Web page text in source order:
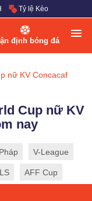
Tỷ lệ Kèo
định bóng đá
nữ KV Concacaf
Cup nữ KV
nay
Pháp V-League
AFF Cup